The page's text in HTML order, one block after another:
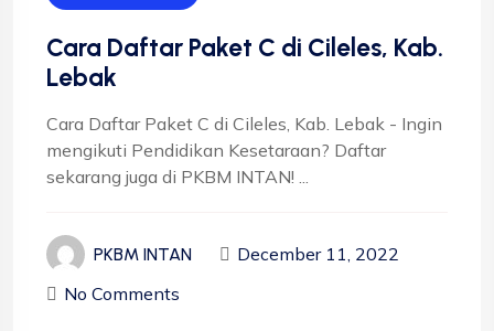
Cara Daftar Paket C di Cileles, Kab.
Lebak
Cara Daftar Paket C di Cileles, Kab. Lebak - Ingin
mengikuti Pendidikan Kesetaraan? Daftar
sekarang juga di PKBM INTAN! ...
PKBM INTAN
December 11, 2022
No Comments